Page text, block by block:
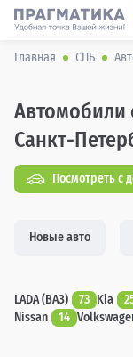
Главная СПБ
Автомобили
Санкт-
Посмотреть с
Новые авто
LADA (ВАЗ) 73 Kia
Nissan
14